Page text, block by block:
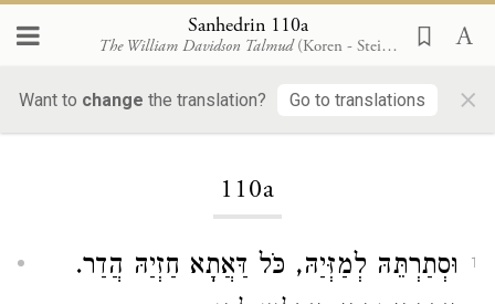
Sanhedrin 110a
The William Davidson Talmud (Koren - Steinsaltz)
Want to change the translation? Go to translations ×
110a
1
וּסְתַרְתֵּהּ לְמַזְּיַהּ, כֹּל דַּאֲתָא חַזְיַהּ הֲדַר.